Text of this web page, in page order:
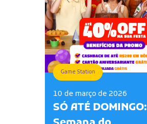
Game Station
10 de março de 2026
SÓ ATÉ DOMINGO: